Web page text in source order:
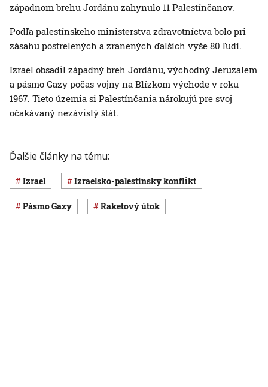
západnom brehu Jordánu zahynulo 11 Palestínčanov.
Podľa palestínskeho ministerstva zdravotníctva bolo pri
zásahu postrelených a zranených ďalších vyše 80 ľudí.
Izrael obsadil západný breh Jordánu, východný Jeruzalem
a pásmo Gazy počas vojny na Blízkom východe v roku
1967. Tieto územia si Palestínčania nárokujú pre svoj
očakávaný nezávislý štát.
Ďalšie články na tému:
Izrael izraelsko-palestínsky konflikt
pásmo Gazy raketový útok